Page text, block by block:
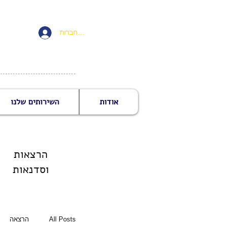
להתחברות
השירותים שלנו אודות
הרצאות
וסדנאות
All Posts הרצאה